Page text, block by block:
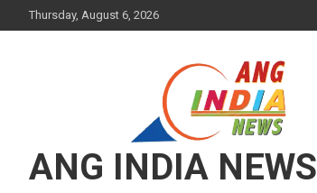
to
Thursday, August 6, 2026
ANG INDIA NEWS